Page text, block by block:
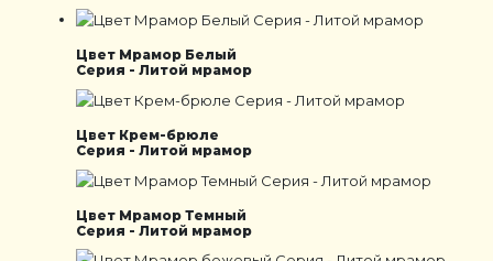
Цвет Мрамор Белый
Серия - Литой мрамор
Цвет Крем-брюле
Серия - Литой мрамор
Цвет Мрамор Темный
Серия - Литой мрамор